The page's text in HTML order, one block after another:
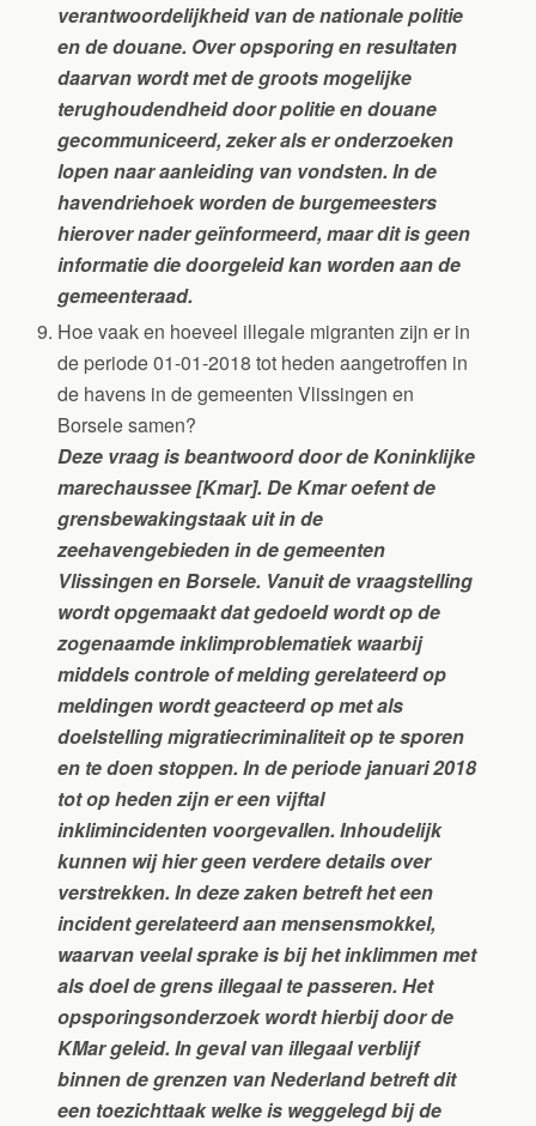
verantwoordelijkheid van de nationale politie
en de douane. Over opsporing en resultaten
daarvan wordt met de groots mogelijke
terughoudendheid door politie en douane
gecommuniceerd, zeker als er onderzoeken
lopen naar aanleiding van vondsten. In de
havendriehoek worden de burgemeesters
hierover nader geïnformeerd, maar dit is geen
informatie die doorgeleid kan worden aan de
gemeenteraad.
Hoe vaak en hoeveel illegale migranten zijn er in
de periode 01-01-2018 tot heden aangetroffen in
de havens in de gemeenten Vlissingen en
Borsele samen?
Deze vraag is beantwoord door de Koninklijke
marechaussee [Kmar]. De Kmar oefent de
grensbewakingstaak uit in de
zeehavengebieden in de gemeenten
Vlissingen en Borsele. Vanuit de vraagstelling
wordt opgemaakt dat gedoeld wordt op de
zogenaamde inklimproblematiek waarbij
middels controle of melding gerelateerd op
meldingen wordt geacteerd op met als
doelstelling migratiecriminaliteit op te sporen
en te doen stoppen. In de periode januari 2018
tot op heden zijn er een vijftal
inklimincidenten voorgevallen. Inhoudelijk
kunnen wij hier geen verdere details over
verstrekken. In deze zaken betreft het een
incident gerelateerd aan mensensmokkel,
waarvan veelal sprake is bij het inklimmen met
als doel de grens illegaal te passeren. Het
opsporingsonderzoek wordt hierbij door de
KMar geleid. In geval van illegaal verblijf
binnen de grenzen van Nederland betreft dit
een toezichttaak welke is weggelegd bij de